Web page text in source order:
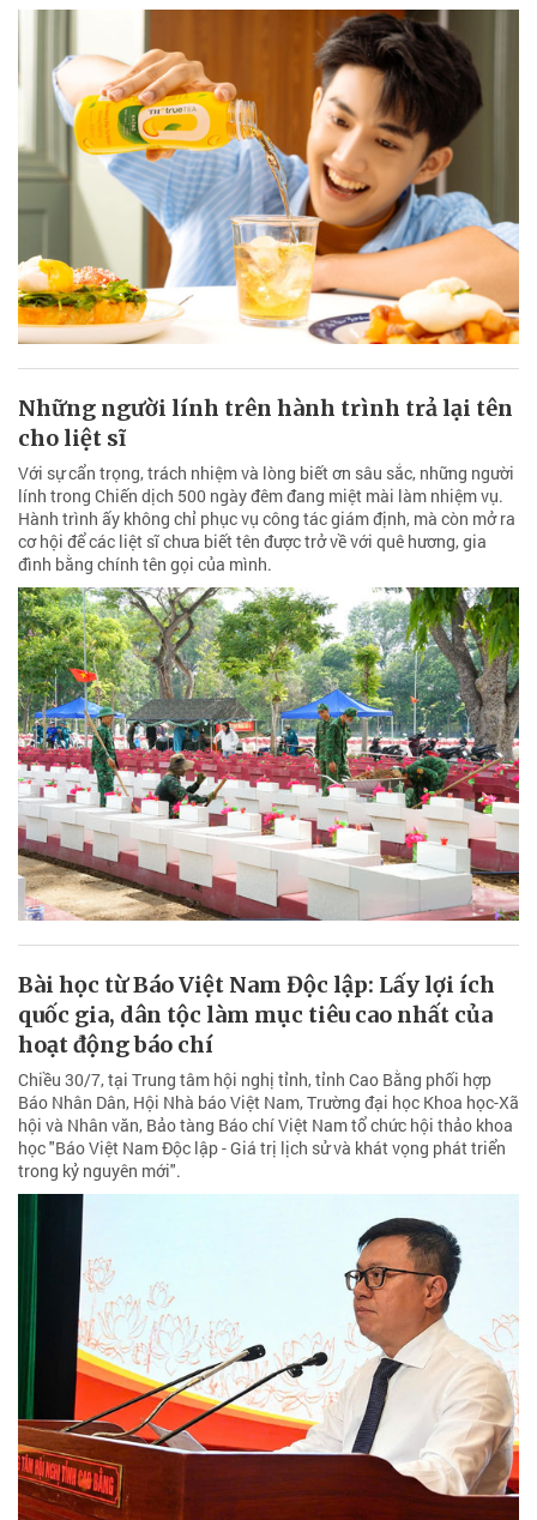
Những người lính trên hành trình trả lại tên
cho liệt sĩ
Với sự cẩn trọng, trách nhiệm và lòng biết ơn sâu sắc, những người
lính trong Chiến dịch 500 ngày đêm đang miệt mài làm nhiệm vụ.
Hành trình ấy không chỉ phục vụ công tác giám định, mà còn mở ra
cơ hội để các liệt sĩ chưa biết tên được trở về với quê hương, gia
đình bằng chính tên gọi của mình.
Bài học từ Báo Việt Nam Độc lập: Lấy lợi ích
quốc gia, dân tộc làm mục tiêu cao nhất của
hoạt động báo chí
Chiều 30/7, tại Trung tâm hội nghị tỉnh, tỉnh Cao Bằng phối hợp
Báo Nhân Dân, Hội Nhà báo Việt Nam, Trường đại học Khoa học-Xã
hội và Nhân văn, Bảo tàng Báo chí Việt Nam tổ chức hội thảo khoa
học "Báo Việt Nam Độc lập - Giá trị lịch sử và khát vọng phát triển
trong kỷ nguyên mới".